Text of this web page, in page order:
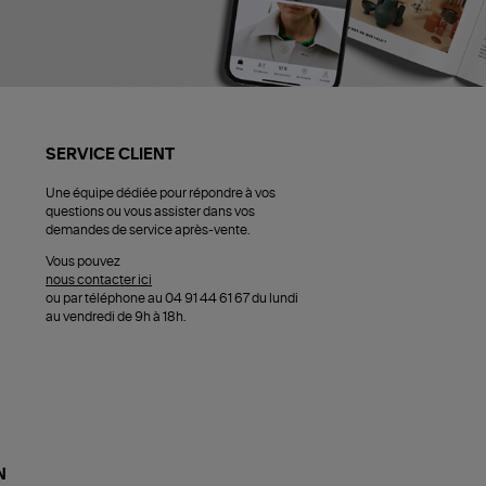
SERVICE CLIENT
Une équipe dédiée pour répondre à vos
questions ou vous assister dans vos
demandes de service après-vente.
Vous pouvez
nous contacter ici
ou par téléphone au 04 91 44 61 67 du lundi
au vendredi de 9h à 18h.